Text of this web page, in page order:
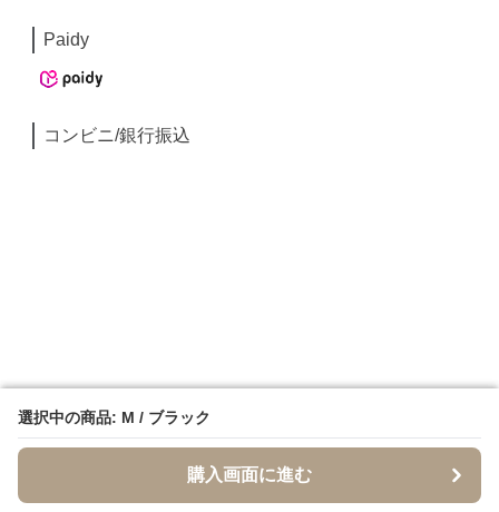
選択中の商品: M / ブラック
購入画面に進む
選択中の商品: M / ブラック
購入画面に進む
Paidy
コンビニ/銀行振込